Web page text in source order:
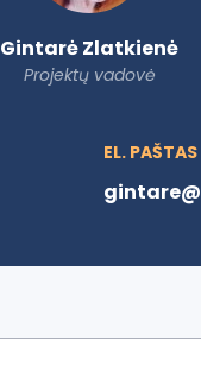
Gintarė Zlatkienė
Projektų vadovė
EL. PAŠTAS